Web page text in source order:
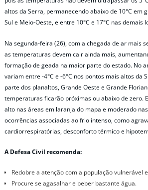
altos da Serra, permanecendo abaixo de 10°C em
Sul e Meio-Oeste, e entre 10°C e 17°C nas demais
Na segunda-feira (26), com a chegada de ar mais
as temperaturas devem cair ainda mais,
formação de geada na maior parte do estado. No
variam entre -4°C e -6°C nos pontos mais altos da
parte dos planaltos, Grande Oeste e Grande
temperaturas ficarão próximas ou abaixo de zero.
alto nas áreas em laranja do mapa e moderado
ocorrências associadas ao frio intenso, como
cardiorrespiratórias, desconforto térmico e
A Defesa Civil recomenda:
Redobre a atenção com a população vulnerável
Procure se agasalhar e beber bastante água.